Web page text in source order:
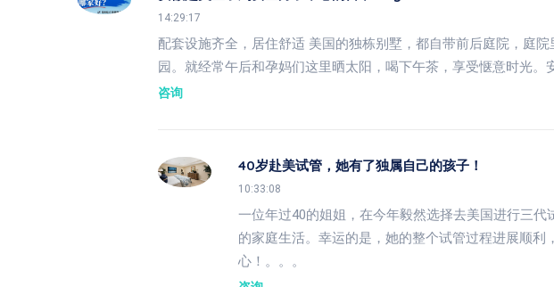
14:29:17
配套设施齐全，居住舒适 美国的独栋别墅，都自带前后庭院，庭
园。就经常午后和孕妈们这里晒太阳，喝下午茶，享受惬意时光。
咨询
40岁赴美试管，她有了独属自己的孩子！
10:33:08
一位年过40的姐姐，在今年毅然选择去美国进行三
的家庭生活。幸运的是，她的整个试管过程进展顺利
心！。。。